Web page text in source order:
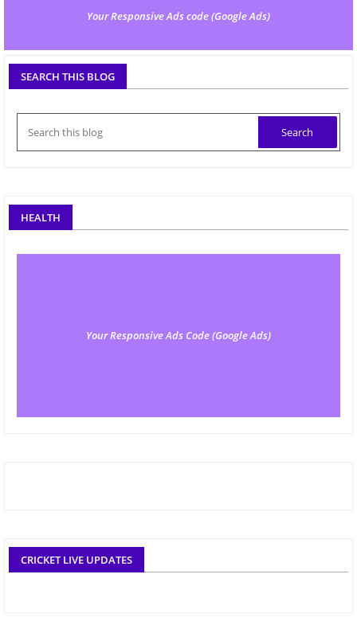
Your Responsive Ads code (Google Ads)
SEARCH THIS BLOG
HEALTH
Your Responsive Ads Code (Google Ads)
CRICKET LIVE UPDATES